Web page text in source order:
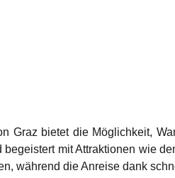
Graz bietet die Möglichkeit,
begeistert mit Attraktionen wie
während die Anreise dank